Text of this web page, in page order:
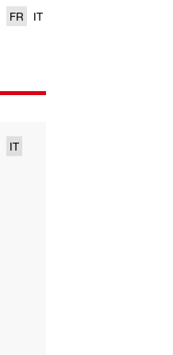
FR IT
IT